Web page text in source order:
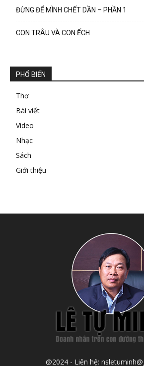
ĐỪNG ĐỂ MÌNH CHẾT DẦN – PHẦN 1
CON TRÂU VÀ CON ẾCH
PHỔ BIẾN
Thơ
Bài viết
Video
Nhạc
Sách
Giới thiệu
@2024 - Liên hệ: